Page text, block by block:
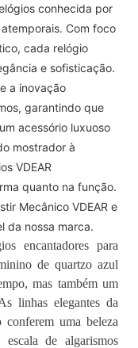
conhecida por
Com foco
cada relógio
e sofisticação.
a inovação
garantindo que
acessório luxuoso
mostrador à
VDEAR
quanto na função.
Mecânico VDEAR e
da nossa marca.
encantadores para
de quartzo azul
mas também um
linhas elegantes da
uma beleza
de algarismos